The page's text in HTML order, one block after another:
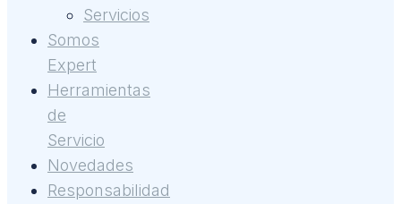
Servicios
Somos
Expert
Herramientas
de
Servicio
Novedades
Responsabilidad